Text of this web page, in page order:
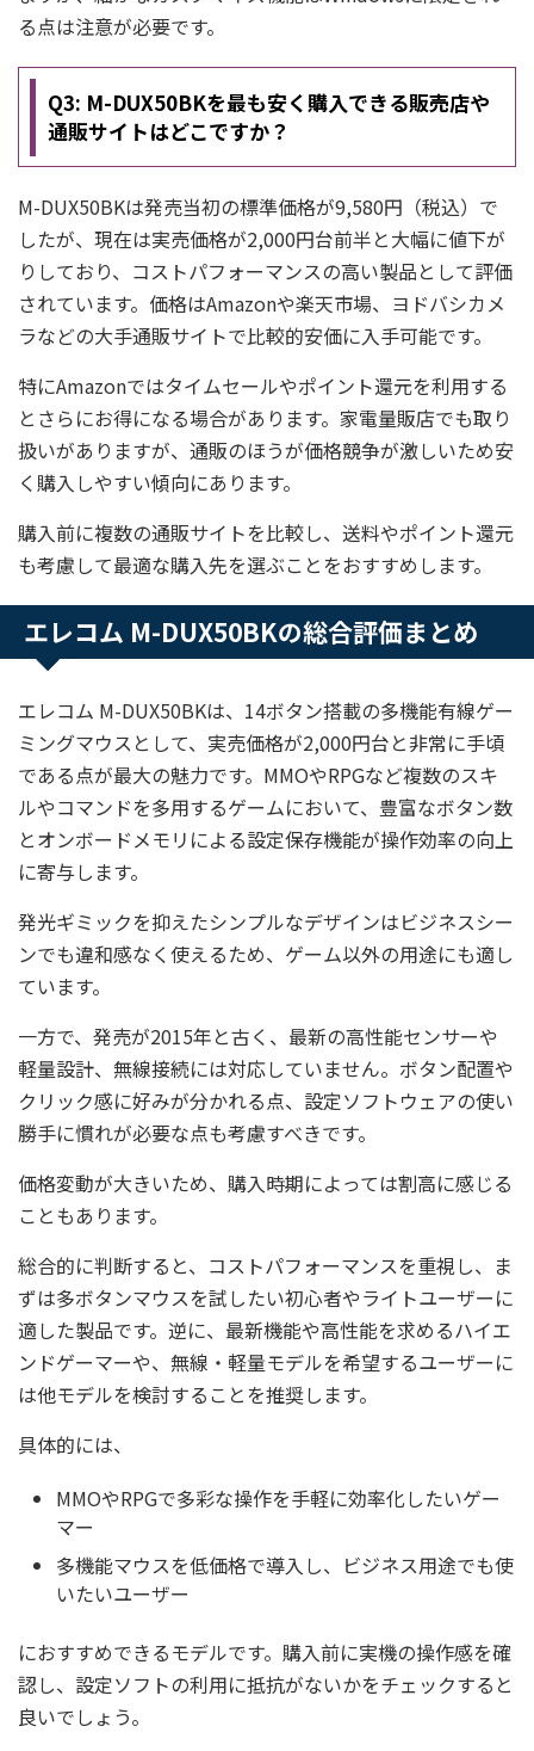
る点は注意が必要です。
Q3: M-DUX50BKを最も安く購入できる販売店や
通販サイトはどこですか？
M-DUX50BKは発売当初の標準価格が9,580円（税込）で
したが、現在は実売価格が2,000円台前半と大幅に値下が
りしており、コストパフォーマンスの高い製品として評価
されています。価格はAmazonや楽天市場、ヨドバシカメ
ラなどの大手通販サイトで比較的安価に入手可能です。
特にAmazonではタイムセールやポイント還元を利用する
とさらにお得になる場合があります。家電量販店でも取り
扱いがありますが、通販のほうが価格競争が激しいため安
く購入しやすい傾向にあります。
購入前に複数の通販サイトを比較し、送料やポイント還元
も考慮して最適な購入先を選ぶことをおすすめします。
エレコム M-DUX50BKの総合評価まとめ
エレコム M-DUX50BKは、14ボタン搭載の多機能有線ゲー
ミングマウスとして、実売価格が2,000円台と非常に手頃
である点が最大の魅力です。MMOやRPGなど複数のスキ
ルやコマンドを多用するゲームにおいて、豊富なボタン数
とオンボードメモリによる設定保存機能が操作効率の向上
に寄与します。
発光ギミックを抑えたシンプルなデザインはビジネスシー
ンでも違和感なく使えるため、ゲーム以外の用途にも適し
ています。
一方で、発売が2015年と古く、最新の高性能センサーや
軽量設計、無線接続には対応していません。ボタン配置や
クリック感に好みが分かれる点、設定ソフトウェアの使い
勝手に慣れが必要な点も考慮すべきです。
価格変動が大きいため、購入時期によっては割高に感じる
こともあります。
総合的に判断すると、コストパフォーマンスを重視し、ま
ずは多ボタンマウスを試したい初心者やライトユーザーに
適した製品です。逆に、最新機能や高性能を求めるハイエ
ンドゲーマーや、無線・軽量モデルを希望するユーザーに
は他モデルを検討することを推奨します。
具体的には、
MMOやRPGで多彩な操作を手軽に効率化したいゲー
マー
多機能マウスを低価格で導入し、ビジネス用途でも使
いたいユーザー
におすすめできるモデルです。購入前に実機の操作感を確
認し、設定ソフトの利用に抵抗がないかをチェックすると
良いでしょう。